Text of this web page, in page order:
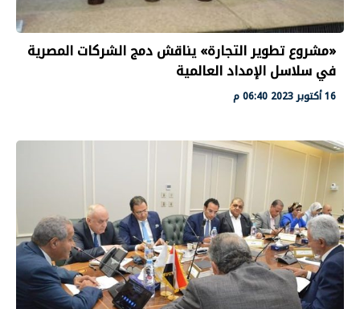
«مشروع تطوير التجارة» يناقش دمج الشركات المصرية
في سلاسل الإمداد العالمية
16 أكتوبر 2023 06:40 م